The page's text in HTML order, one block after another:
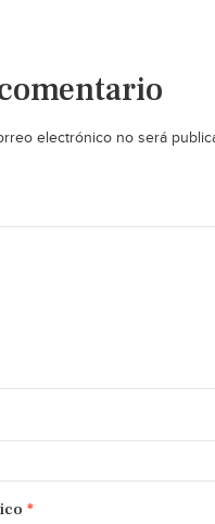
electrónico no será
*